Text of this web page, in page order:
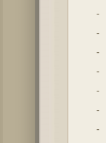
-
-
-
-
-
-
-